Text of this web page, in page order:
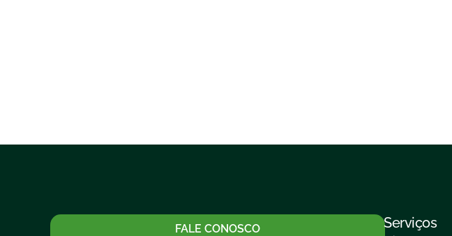
FALE CONOSCO Serviços